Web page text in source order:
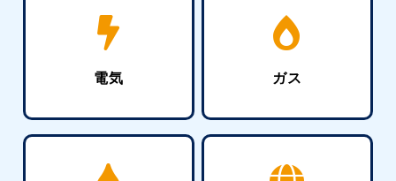
電気 ガス